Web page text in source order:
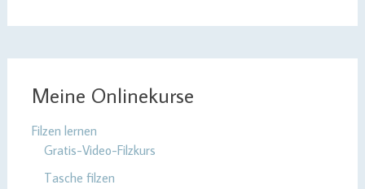
Meine Onlinekurse
Filzen lernen
Gratis-Video-Filzkurs
Tasche filzen